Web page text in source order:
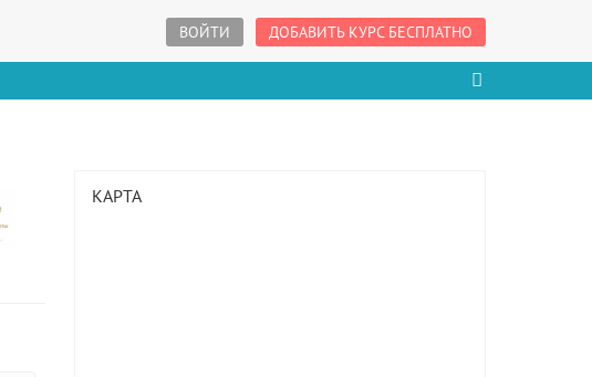
ВОЙТИ ДОБАВИТЬ КУРС БЕСПЛАТНО
КАРТА